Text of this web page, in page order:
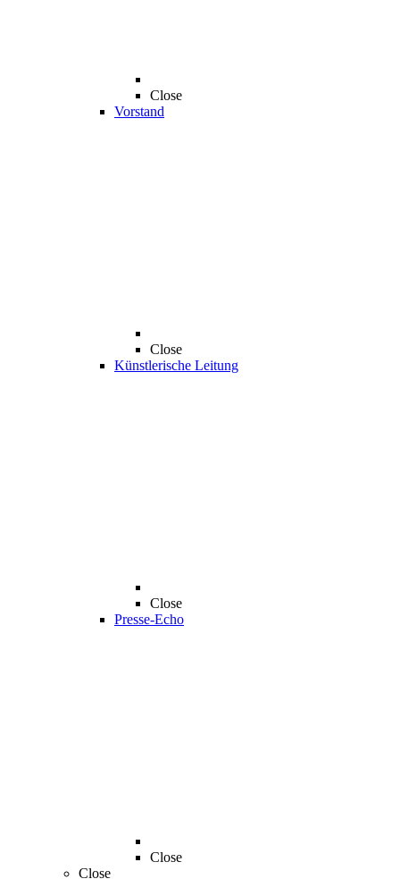
Close
Vorstand
Close
Künstlerische Leitung
Close
Presse-Echo
Close
Close